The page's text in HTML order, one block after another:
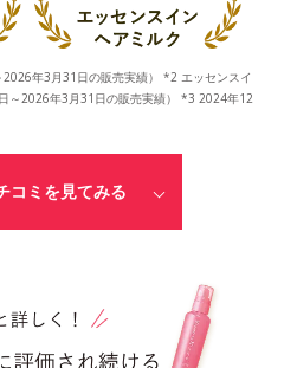
年3月31日の販売実績） *2 エッセンスイ
～2026年3月31日の販売実績） *3 2024年12
コミを見てみる